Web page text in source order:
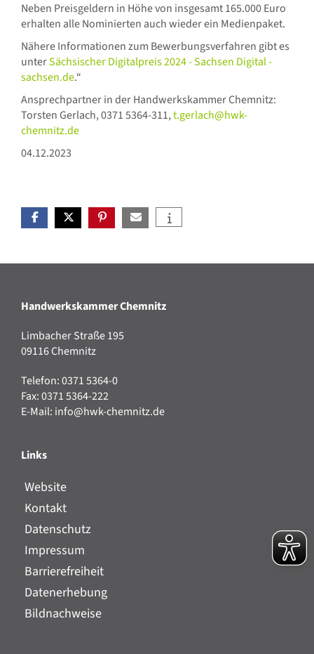
Neben Preisgeldern in Höhe von insgesamt 165.000 Euro
erhalten alle Nominierten auch wieder ein Medienpaket.
Nähere Informationen zum Bewerbungsverfahren gibt es
unterSächsischer Digitalpreis 2024 - Sachsen Digital -
sachsen.de.“
Ansprechpartner in der Handwerkskammer Chemnitz:
Torsten Gerlach, 0371 5364-311,t.gerlach@hwk-
chemnitz.de
04.12.2023
Handwerkskammer Chemnitz
Limbacher Straße 195
09116 Chemnitz
Telefon: 0371 5364-0
Fax: 0371 5364-222
E-Mail: info@hwk-chemnitz.de
Links
Website
Kontakt
Datenschutz
Impressum
Barrierefreiheit
Datenerhebung
Bildnachweise